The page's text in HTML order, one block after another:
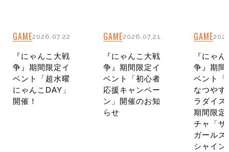
GAME2026.07.22
『にゃんこ大戦
争』期間限定イ
ベント「超水曜
にゃんこDAY」
開催！
GAME2026.07.21
『にゃんこ大戦
争』期間限定イ
ベント「初心者
応援キャンペー
ン」開催のお知
らせ
GAME
『にゃ
争』期間
ベント「
なつやす
ラダイス
期間限定
チャ「サ
ガールズ
シャイン